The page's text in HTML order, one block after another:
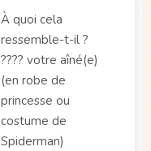
À quoi cela
ressemble-t-il ?
???? votre aîné(e)
(en robe de
princesse ou
costume de
Spiderman)